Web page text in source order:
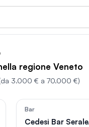
regione Veneto
3.000 € a 70.000 €)
Bar
Cedesi Bar